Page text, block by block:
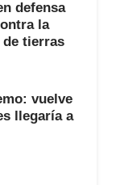
defensa
la
tierras
vuelve
llegaría a